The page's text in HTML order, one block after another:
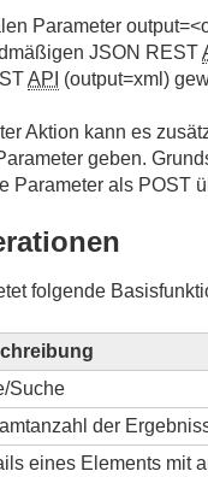
Parameter
JSON REST
API (output=xml)
Aktion kann es
geben.
Parameter als POST
folgende
Suche
der
eines Elements mit